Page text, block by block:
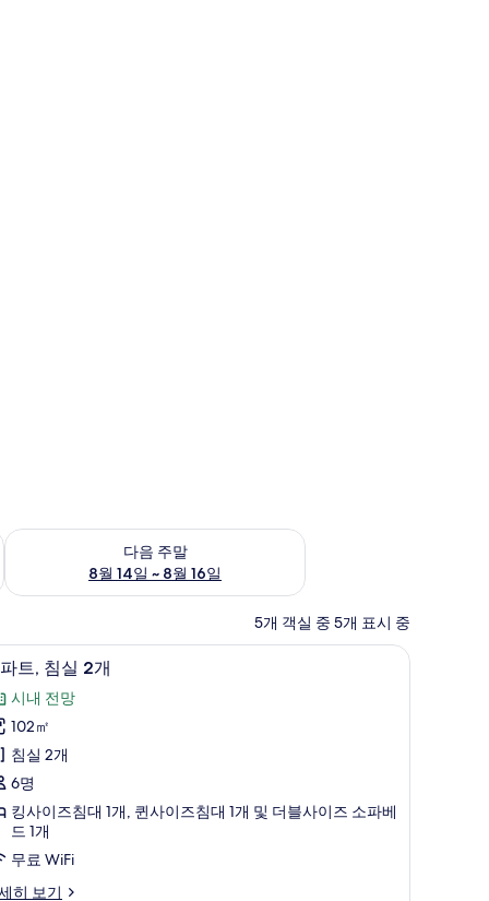
8월 9일
다음 주말
8월 14일 ~ 8월 16일
다음 주말 예약 가능 여부 확인, 8월 14일 ~ 8월 16일
5개 객실 중 5개 표시 중
노트북 작업 공간, 무료 WiFi, 침대 시트
11트, 침실 2개
시내 전망
102㎡
침실 2개
6명
킹사이즈침대 1개, 퀸사이즈침대 1개 및 더블사이즈 소파베
드 1개
무료 WiFi
히 보기